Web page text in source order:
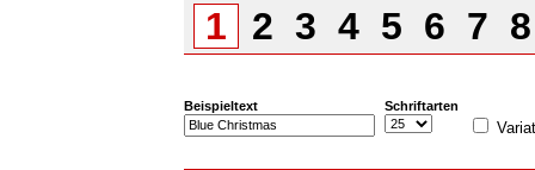
1 2 3 4 5 6 7
Beispieltext Schriftarten